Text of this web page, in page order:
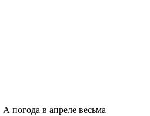
погода в апреле весьма